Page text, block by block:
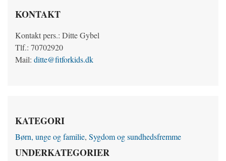
KONTAKT
Kontakt pers.: Ditte Gybel
Tlf.: 70702920
Mail: ditte@fitforkids.dk
KATEGORI
Børn, unge og familie, Sygdom og sundhedsfremme
UNDERKATEGORIER